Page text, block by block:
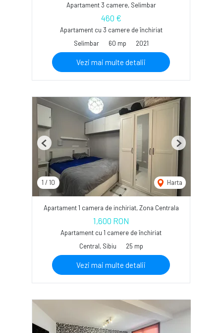
Apartament 3 camere, Selimbar
460 €
Apartament cu 3 camere de închiriat
Selimbar
60 mp 2021
Vezi mai multe detalii
1 / 10 Harta
Previous Next
Apartament 1 camera de inchiriat, Zona Centrala
1,600 RON
Apartament cu 1 camere de închiriat
Central, Sibiu
25 mp
Vezi mai multe detalii